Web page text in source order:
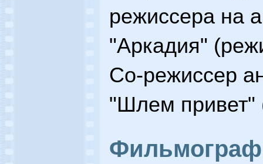
режиссера на
"Аркадия"
Co-режиссер
"Шлем привет"